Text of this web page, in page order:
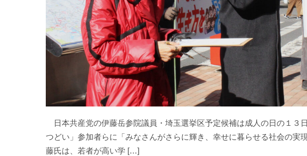
日本共産党の伊藤岳参院議員・埼玉選挙区予定候補は成人の日の１３
つどい」参加者らに「みなさんがさらに輝き、幸せに暮らせる社会の
藤氏は、若者が高い学 […]